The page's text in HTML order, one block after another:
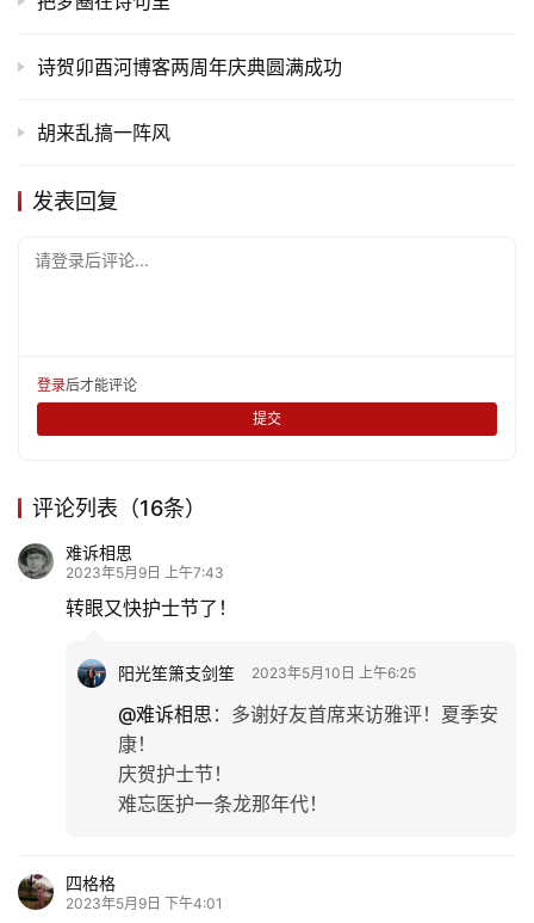
旅
儿
娱
更
多
登录 注册
诗贺卯酉河博客两周年庆典圆满成功
胡来乱搞一阵风
发表回复
请登录后评论...
登录后才能评论
提交
评论列表（16条）
难诉相思
2023年5月9日 上午7:43
转眼又快护士节了！
阳光笙箫支剑笙 2023年5月10日 上午6:25
@难诉相思 ： 多谢好友首席来访雅评！夏季安
康！
庆贺护士节！
难忘医护一条龙那年代！
四格格
2023年5月9日 下午4:01